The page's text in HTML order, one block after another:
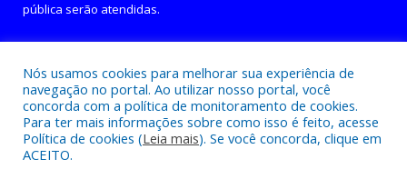
pública serão atendidas.
Todos os direitos reservados a Câmara Municipal de Curralinho.
Nós usamos cookies para melhorar sua experiência de
navegação no portal. Ao utilizar nosso portal, você
concorda com a política de monitoramento de cookies.
Para ter mais informações sobre como isso é feito, acesse
Política de cookies (Leia mais). Se você concorda, clique em
ACEITO.